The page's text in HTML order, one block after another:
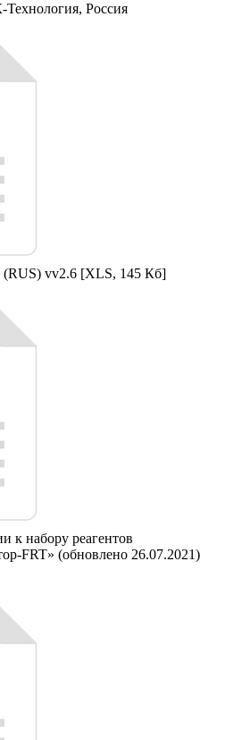
Россия
(RUS) vv2.6 [XLS, 145 Кб]
к набору реагентов
FRT» (обновлено 26.07.2021)